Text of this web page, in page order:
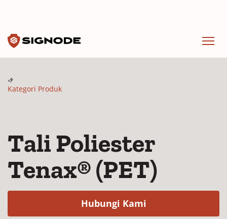
Kategori Produk
Tali Poliester
Tenax® (PET)
Hubungi Kami(Opens in a new